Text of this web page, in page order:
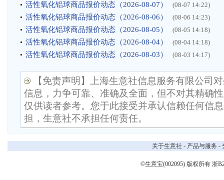
活性氧化铝球商品报价动态（2026-08-07） (08-07 14:22)
活性氧化铝球商品报价动态（2026-08-06） (08-06 14:23)
活性氧化铝球商品报价动态（2026-08-05） (08-05 14:18)
活性氧化铝球商品报价动态（2026-08-04） (08-04 14:18)
活性氧化铝球商品报价动态（2026-08-03） (08-03 14:17)
【免责声明】上海生意社信息服务有限公司
信息，力争可靠、准确及全面，但不对其精确
仅供读者参考。您于此接受并承认信赖任何信
担，生意社不承担任何责任。
关于生意社 - 产品与服务 -
©生意宝(002095) 版权所有 浙